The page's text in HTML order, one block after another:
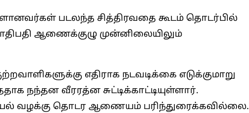
படலந்த சித்திரவதை கூடம் தொடர்பில்
ஆணைக்குழு முன்னிலையிலும்
எதிராக நடவடிக்கை எடுக்குமாறு
நந்தன வீரரத்ன சுட்டிக்காட்டியுள்ளார்.
வழக்கு தொடர ஆணையம் பரிந்துரைக்கவில்லை.